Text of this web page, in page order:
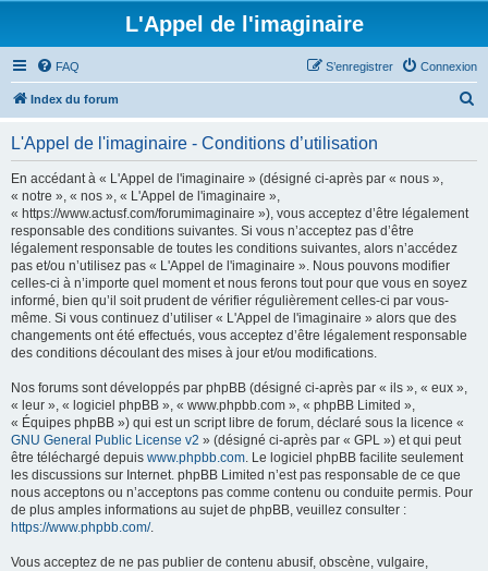
L'Appel de l'imaginaire
FAQ Connexion
S’enregistrer
Index du forum
L'Appel de l'imaginaire - Conditions d’utilisation
En accédant à « L'Appel de l'imaginaire » (désigné ci-après par « nous »,
« notre », « nos », « L'Appel de l'imaginaire »,
« https://www.actusf.com/forumimaginaire »), vous acceptez d’être légalement
responsable des conditions suivantes. Si vous n’acceptez pas d’être
légalement responsable de toutes les conditions suivantes, alors n’accédez
pas et/ou n’utilisez pas « L'Appel de l'imaginaire ». Nous pouvons modifier
celles-ci à n’importe quel moment et nous ferons tout pour que vous en soyez
informé, bien qu’il soit prudent de vérifier régulièrement celles-ci par vous-
même. Si vous continuez d’utiliser « L'Appel de l'imaginaire » alors que des
changements ont été effectués, vous acceptez d’être légalement responsable
des conditions découlant des mises à jour et/ou modifications.
Nos forums sont développés par phpBB (désigné ci-après par « ils », « eux »,
« leur », « logiciel phpBB », « www.phpbb.com », « phpBB Limited »,
« Équipes phpBB ») qui est un script libre de forum, déclaré sous la licence «
GNU General Public License v2 » (désigné ci-après par « GPL ») et qui peut
être téléchargé depuis www.phpbb.com. Le logiciel phpBB facilite seulement
les discussions sur Internet. phpBB Limited n’est pas responsable de ce que
nous acceptons ou n’acceptons pas comme contenu ou conduite permis. Pour
de plus amples informations au sujet de phpBB, veuillez consulter :
https://www.phpbb.com/.
Vous acceptez de ne pas publier de contenu abusif, obscène, vulgaire,